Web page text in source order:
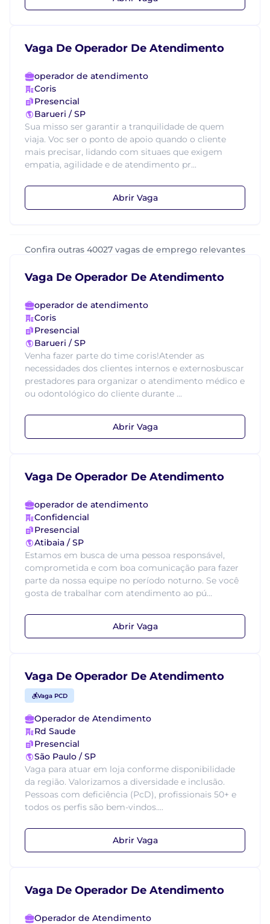
Vaga De Operador De Atendimento
operador de atendimento
Coris
Presencial
Barueri / SP
Sua misso ser garantir a tranquilidade de quem
viaja. Voc ser o ponto de apoio quando o cliente
mais precisar, lidando com situaes que exigem
empatia, agilidade e de atendimento pr...
Abrir Vaga
Confira outras 40027 vagas de emprego relevantes
Vaga De Operador De Atendimento
operador de atendimento
Coris
Presencial
Barueri / SP
Venha fazer parte do time coris!Atender as
necessidades dos clientes internos e externosbuscar
prestadores para organizar o atendimento médico e
ou odontológico do cliente durante ...
Abrir Vaga
Vaga De Operador De Atendimento
operador de atendimento
Confidencial
Presencial
Atibaia / SP
Estamos em busca de uma pessoa responsável,
comprometida e com boa comunicação para fazer
parte da nossa equipe no período noturno. Se você
gosta de trabalhar com atendimento ao pú...
Abrir Vaga
Vaga De Operador De Atendimento
Vaga PCD
Operador de Atendimento
Rd Saude
Presencial
São Paulo / SP
Vaga para atuar em loja conforme disponibilidade
da região. Valorizamos a diversidade e inclusão.
Pessoas com deficiência (PcD), profissionais 50+ e
todos os perfis são bem-vindos....
Abrir Vaga
Vaga De Operador De Atendimento
Operador de Atendimento